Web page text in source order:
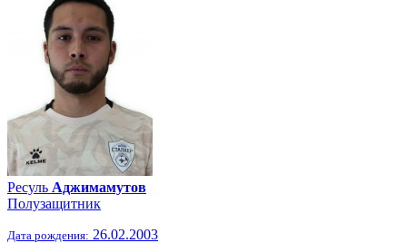
Ресуль Аджимамутов
Полузащитник
Дата рождения: 26.02.2003